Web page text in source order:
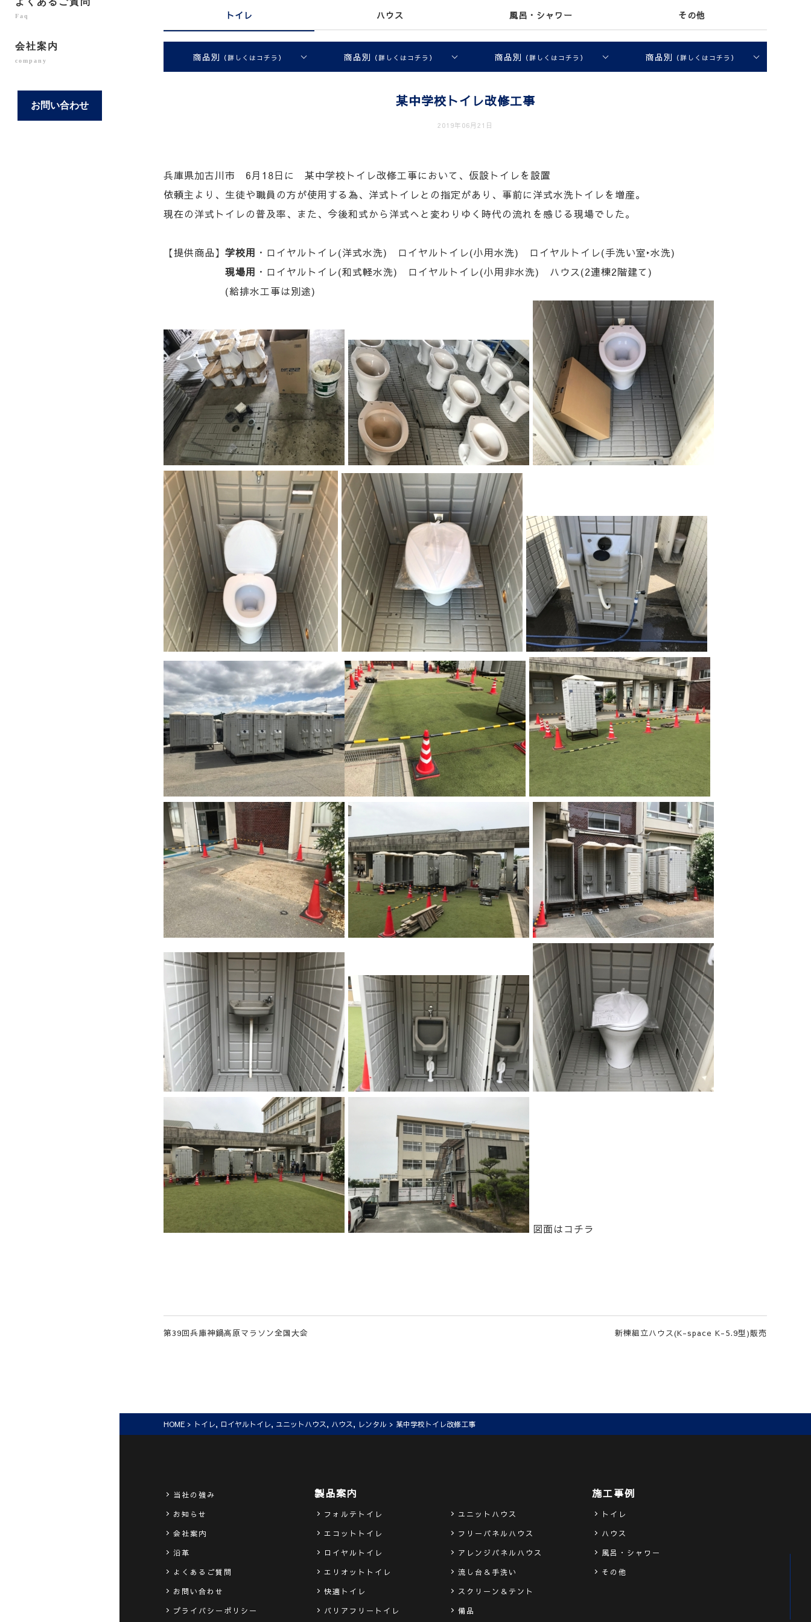
Faq
会社案内
company
お問い合わせ
トイレ ハウス 風呂・シャワー その他
商品別 （詳しくはコチラ） 商品別 （詳しくはコチラ） 商品別 （詳しくはコチラ） 商品別 （詳しくはコチラ）
某中学校トイレ改修工事
2019年06月21日
兵庫県加古川市 6月18日に 某中学校トイレ改修工事において、仮設トイレを設置
依頼主より、生徒や職員の方が使用する為、洋式トイレとの指定があり、事前に洋式水洗トイレを増産。
現在の洋式トイレの普及率、また、今後和式から洋式へと変わりゆく時代の流れを感じる現場でした。
【提供商品】 学校用 ・ロイヤルトイレ(洋式水洗) ロイヤルトイレ(小用水洗) ロイヤルトイレ(手洗い室‣水洗)
現場用 ・ロイヤルトイレ(和式軽水洗) ロイヤルトイレ(小用非水洗) ハウス(2連棟2階建て)
(給排水工事は別途)
図面はコチラ
第39回兵庫神鍋高原マラソン全国大会 新棟組立ハウス(K-space K-5.9型)販売
HOME > トイレ, ロイヤルトイレ, ユニットハウス, ハウス, レンタル > 某中学校トイレ改修工事
当社の強み
お知らせ
会社案内
沿革
よくあるご質問
お問い合わせ
プライバシーポリシー
製品案内
フォルテトイレ
エコットトイレ
ロイヤルトイレ
エリオットトイレ
快適トイレ
バリアフリートイレ
ユニットハウス
フリーパネルハウス
アレンジパネルハウス
流し台＆手洗い
スクリーン＆テント
備品
施工事例
トイレ
ハウス
風呂・シャワー
その他